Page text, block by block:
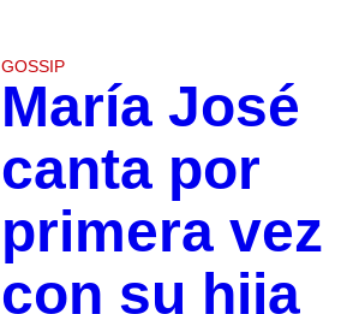
GOSSIP
María José
canta por
primera vez
con su hija